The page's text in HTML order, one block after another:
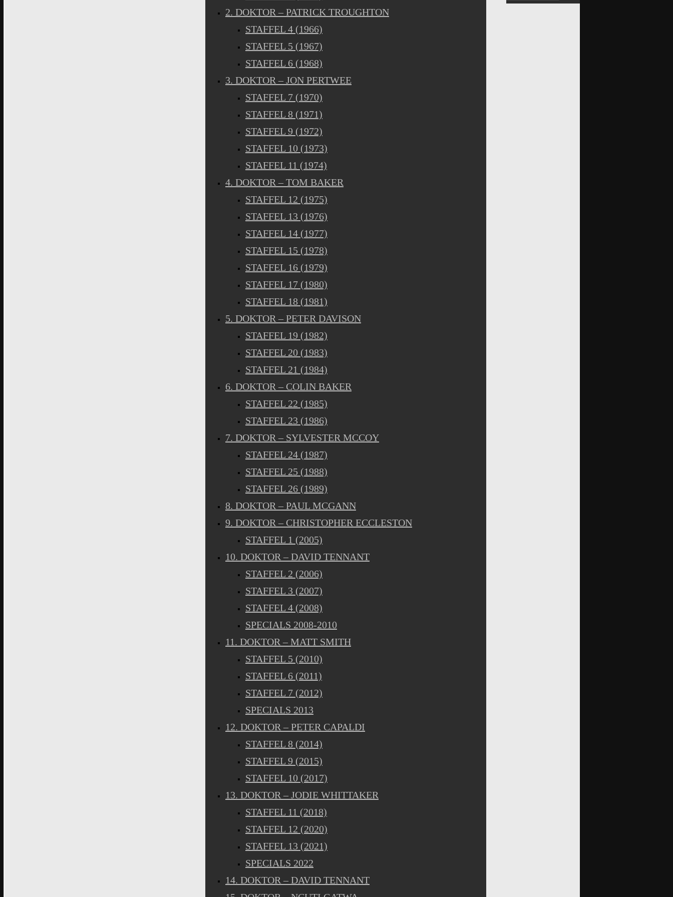
2. DOKTOR – PATRICK TROUGHTON
STAFFEL 4 (1966)
STAFFEL 5 (1967)
STAFFEL 6 (1968)
3. DOKTOR – JON PERTWEE
STAFFEL 7 (1970)
STAFFEL 8 (1971)
STAFFEL 9 (1972)
STAFFEL 10 (1973)
STAFFEL 11 (1974)
4. DOKTOR – TOM BAKER
STAFFEL 12 (1975)
STAFFEL 13 (1976)
STAFFEL 14 (1977)
STAFFEL 15 (1978)
STAFFEL 16 (1979)
STAFFEL 17 (1980)
STAFFEL 18 (1981)
5. DOKTOR – PETER DAVISON
STAFFEL 19 (1982)
STAFFEL 20 (1983)
STAFFEL 21 (1984)
6. DOKTOR – COLIN BAKER
STAFFEL 22 (1985)
STAFFEL 23 (1986)
7. DOKTOR – SYLVESTER MCCOY
STAFFEL 24 (1987)
STAFFEL 25 (1988)
STAFFEL 26 (1989)
8. DOKTOR – PAUL MCGANN
9. DOKTOR – CHRISTOPHER ECCLESTON
STAFFEL 1 (2005)
10. DOKTOR – DAVID TENNANT
STAFFEL 2 (2006)
STAFFEL 3 (2007)
STAFFEL 4 (2008)
SPECIALS 2008-2010
11. DOKTOR – MATT SMITH
STAFFEL 5 (2010)
STAFFEL 6 (2011)
STAFFEL 7 (2012)
SPECIALS 2013
12. DOKTOR – PETER CAPALDI
STAFFEL 8 (2014)
STAFFEL 9 (2015)
STAFFEL 10 (2017)
13. DOKTOR – JODIE WHITTAKER
STAFFEL 11 (2018)
STAFFEL 12 (2020)
STAFFEL 13 (2021)
SPECIALS 2022
14. DOKTOR – DAVID TENNANT